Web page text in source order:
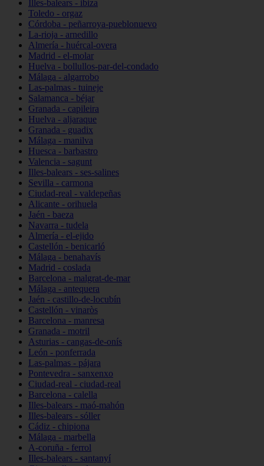
Illes-balears - ibiza
Toledo - orgaz
Córdoba - peñarroya-pueblonuevo
La-rioja - arnedillo
Almería - huércal-overa
Madrid - el-molar
Huelva - bollullos-par-del-condado
Málaga - algarrobo
Las-palmas - tuineje
Salamanca - béjar
Granada - capileira
Huelva - aljaraque
Granada - guadix
Málaga - manilva
Huesca - barbastro
Valencia - sagunt
Illes-balears - ses-salines
Sevilla - carmona
Ciudad-real - valdepeñas
Alicante - orihuela
Jaén - baeza
Navarra - tudela
Almería - el-ejido
Castellón - benicarló
Málaga - benahavís
Madrid - coslada
Barcelona - malgrat-de-mar
Málaga - antequera
Jaén - castillo-de-locubín
Castellón - vinaròs
Barcelona - manresa
Granada - motril
Asturias - cangas-de-onís
León - ponferrada
Las-palmas - pájara
Pontevedra - sanxenxo
Ciudad-real - ciudad-real
Barcelona - calella
Illes-balears - maó-mahón
Illes-balears - sóller
Cádiz - chipiona
Málaga - marbella
A-coruña - ferrol
Illes-balears - santanyí